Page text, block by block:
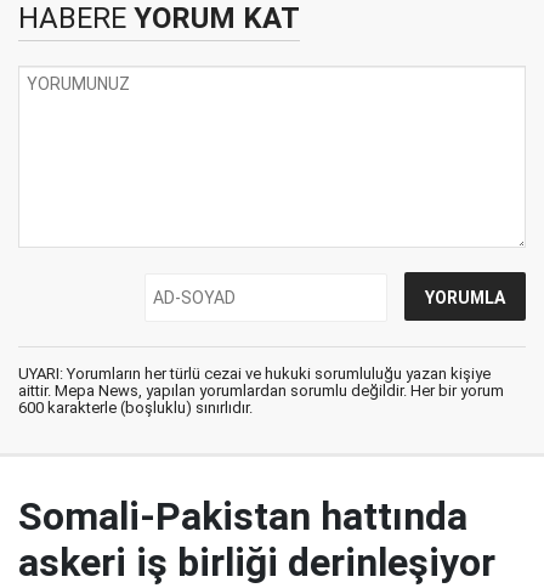
HABERE YORUM KAT
UYARI: Yorumların her türlü cezai ve hukuki sorumluluğu yazan kişiye
aittir. Mepa News, yapılan yorumlardan sorumlu değildir. Her bir yorum
600 karakterle (boşluklu) sınırlıdır.
Somali-Pakistan hattında
askeri iş birliği derinleşiyor